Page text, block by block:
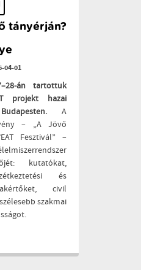
tányérján?
04-01
án tartottuk
projekt hazai
A
– „A Jövő
Fesztivál” –
kutatókat,
és
civil
szakmai